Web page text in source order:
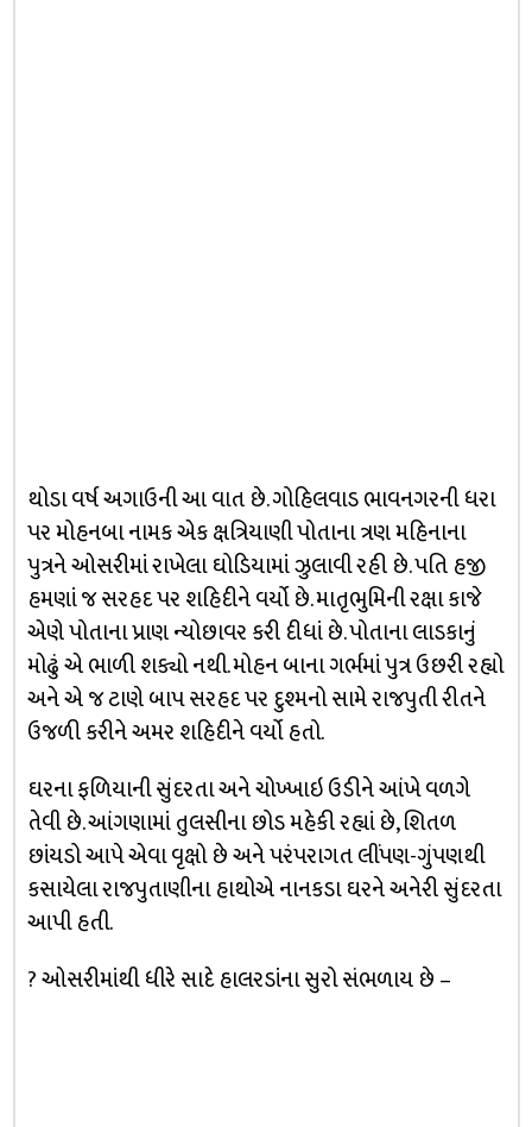
થોડા વર્ષ અગાઉની આ વાત છે. ગોહિલવાડ ભાવનગરની ધરા
પર મોહનબા નામક એક ક્ષત્રિયાણી પોતાના ત્રણ મહિનાના
પુત્રને ઓસરીમાં રાખેલા ઘોડિયામાં ઝુલાવી રહી છે. પતિ હજી
હમણાં જ સરહદ પર શહિદીને વર્યો છે. માતૃભુમિની રક્ષા કાજે
એણે પોતાના પ્રાણ ન્યોછાવર કરી દીધાં છે. પોતાના લાડકાનું
મોઢું એ ભાળી શક્યો નથી. મોહન બાના ગર્ભમાં પુત્ર ઉછરી રહ્યો
અને એ જ ટાણે બાપ સરહદ પર દુશ્મનો સામે રાજપુતી રીતને
ઉજળી કરીને અમર શહિદીને વર્યો હતો.
ઘરના ફળિયાની સુંદરતા અને ચોખ્ખાઇ ઉડીને આંખે વળગે
તેવી છે. આંગણામાં તુલસીના છોડ મહેકી રહ્યાં છે, શિતળ
છાંયડો આપે એવા વૃક્ષો છે અને પરંપરાગત લીંપણ-ગુંપણથી
કસાયેલા રાજપુતાણીના હાથોએ નાનકડા ઘરને અનેરી સુંદરતા
આપી હતી.
? ઓસરીમાંથી ધીરે સાદે હાલરડાંના સુરો સંભળાય છે –